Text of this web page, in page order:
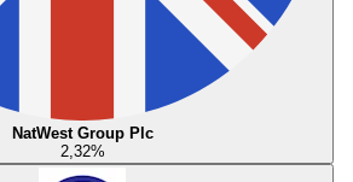
NatWest Group Plc
2,32%